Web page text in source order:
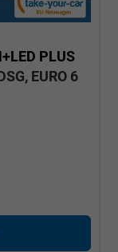
PLUS
EURO 6